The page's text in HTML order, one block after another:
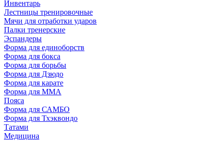
Инвентарь
Лестницы тренировочные
Мячи для отработки ударов
Палки тренерские
Эспандеры
Форма для единоборств
Форма для бокса
Форма для борьбы
Форма для Дзюдо
Форма для карате
Форма для MMA
Пояса
Форма для САМБО
Форма для Тхэквондо
Татами
Медицина